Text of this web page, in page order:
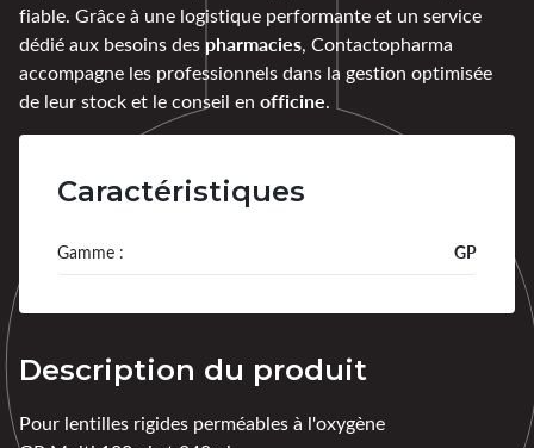
fiable. Grâce à une logistique performante et un service
dédié aux besoins des pharmacies, Contactopharma
accompagne les professionnels dans la gestion optimisée
de leur stock et le conseil en officine.
Caractéristiques
Gamme : GP
Description du produit
Pour lentilles rigides perméables à l'oxygène